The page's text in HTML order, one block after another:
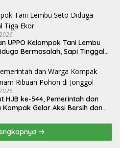
UPPO Kelompok Tani Lembu
Bermasalah, Sapi Tinggal
HJB ke-544, Pemerintah dan
Kompak Gelar Aksi Bersih dan